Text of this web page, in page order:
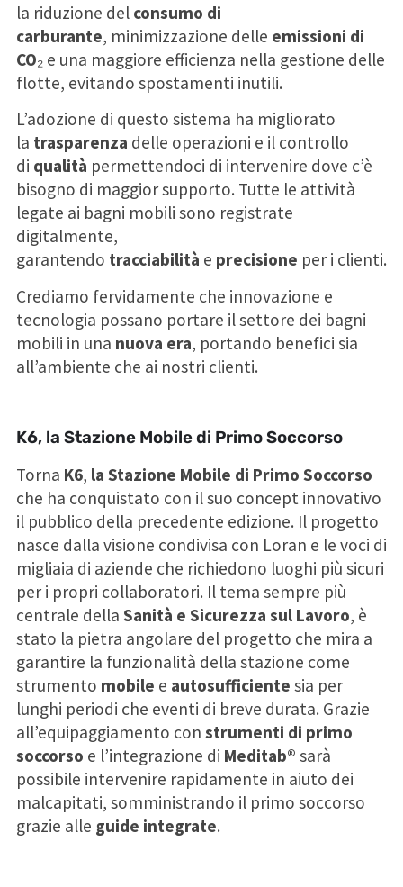
la riduzione del consumo di
carburante, minimizzazione delle emissioni di
CO₂ e una maggiore efficienza nella gestione delle
flotte, evitando spostamenti inutili.
L’adozione di questo sistema ha migliorato
la trasparenza delle operazioni e il controllo
di qualità permettendoci di intervenire dove c’è
bisogno di maggior supporto. Tutte le attività
legate ai bagni mobili sono registrate
digitalmente,
garantendo tracciabilità e precisione per i clienti.
Crediamo fervidamente che innovazione e
tecnologia possano portare il settore dei bagni
mobili in una nuova era, portando benefici sia
all’ambiente che ai nostri clienti.
K6, la Stazione Mobile di Primo Soccorso
Torna K6, la Stazione Mobile di Primo Soccorso
che ha conquistato con il suo concept innovativo
il pubblico della precedente edizione. Il progetto
nasce dalla visione condivisa con Loran e le voci di
migliaia di aziende che richiedono luoghi più sicuri
per i propri collaboratori. Il tema sempre più
centrale della Sanità e Sicurezza sul Lavoro, è
stato la pietra angolare del progetto che mira a
garantire la funzionalità della stazione come
strumento mobile e autosufficiente sia per
lunghi periodi che eventi di breve durata. Grazie
all’equipaggiamento con strumenti di primo
soccorso e l’integrazione di Meditab® sarà
possibile intervenire rapidamente in aiuto dei
malcapitati, somministrando il primo soccorso
grazie alle guide integrate.